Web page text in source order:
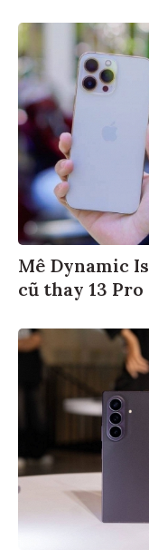
Mê Dynamic
cũ thay 13 Pro